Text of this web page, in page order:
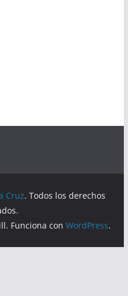
Cruz. Todos los derechos
Funciona conWordPress.